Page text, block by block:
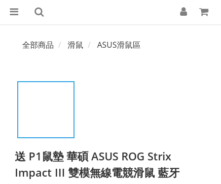
全部商品 滑鼠 ASUS滑鼠區
送 P1鼠墊 華碩 ASUS ROG Strix
Impact III 雙模無線電競滑鼠 藍牙